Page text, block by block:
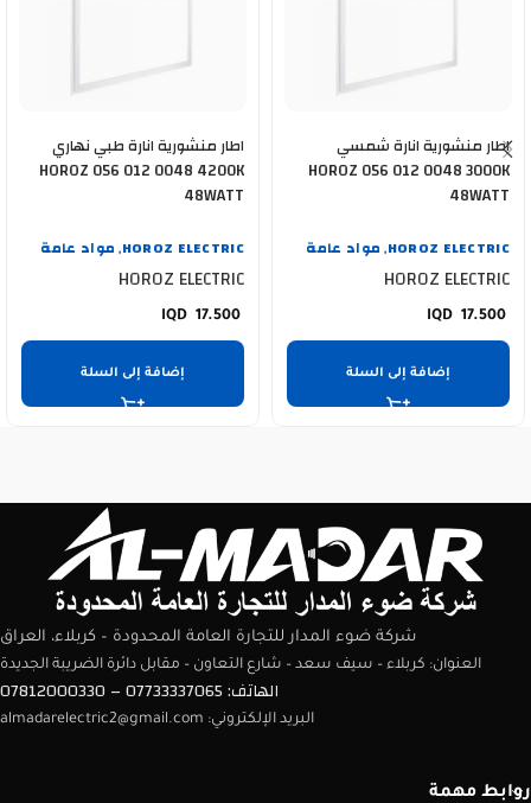
اطار منشورية انارة شمسي
HOROZ 056 012 0048 3000K
48WATT
HOROZ ELECTRIC
, مواد عامة
HOROZ ELECTRIC
17.500
إضافة إلى السلة
اطار منشورية انارة طبي نهاري
HOROZ 056 012 0048 4200K
48WATT
HOROZ ELECTRIC
, مواد عامة
HOROZ ELECTRIC
17.500
إضافة إلى السلة
شركة ضوء المدار للتجارة العامة المحدودة – كربلاء، العراق
العنوان: كربلاء – سيف سعد – شارع التعاون – مقابل دائرة الضريبة الجديدة
الهاتف: 07733337065 – 07812000330
البريد الإلكتروني: almadarelectric2@gmail.com
روابط مهمة